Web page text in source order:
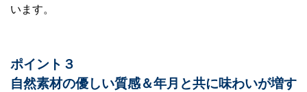
います。
ポイント３
自然素材の優しい質感＆年月と共に味わいが増す